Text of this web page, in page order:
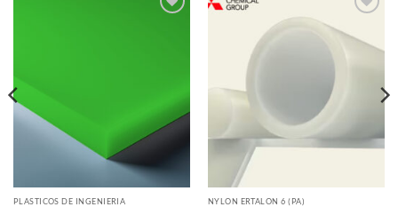
PLASTICOS DE INGENIERIA
wishlist
NYLON ERTALON 6 (PA)